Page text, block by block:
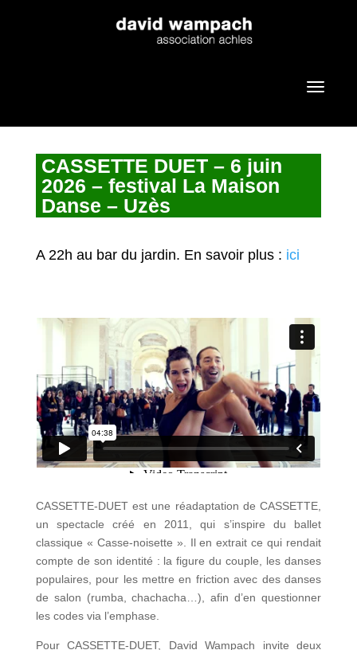
CASSETTE DUET – 6 juin
2026 – festival La Maison
Danse – Uzès
A 22h au bar du jardin. En savoir plus : ici
CASSETTE-DUET est une réadaptation de CASSETTE,
un spectacle créé en 2011, qui s’inspire du ballet
classique « Casse-noisette ». Il en extrait ce qui rendait
compte de son identité : la figure du couple, les danses
populaires, pour les mettre en friction avec des danses
de salon (rumba, chachacha…), afin d’en questionner
les codes via l’emphase.
Pour CASSETTE-DUET, David Wampach invite deux